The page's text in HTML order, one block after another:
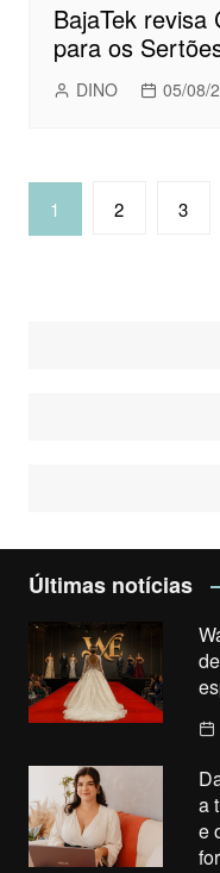
BajaTek revisa
para os
DINO 05/08/
Navegação
por
1 2 3
Últimas notícias
a
e